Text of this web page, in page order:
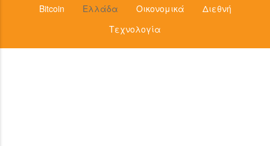
Bitcoin Ελλάδα Οικονομικά
Διεθνή
Τεχνολογία